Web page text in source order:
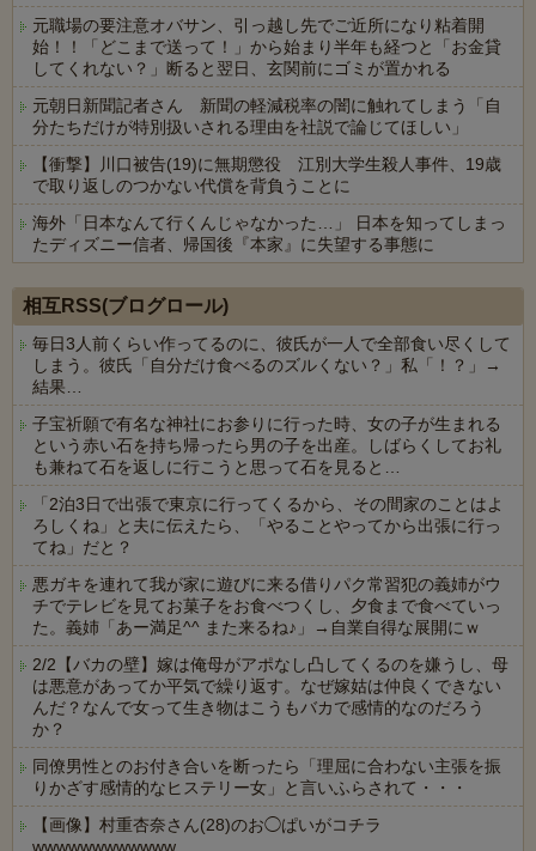
元職場の要注意オバサン、引っ越し先でご近所になり粘着開
始！！「どこまで送って！」から始まり半年も経つと「お金貸
してくれない？」断ると翌日、玄関前にゴミが置かれる
元朝日新聞記者さん 新聞の軽減税率の闇に触れてしまう「自
分たちだけが特別扱いされる理由を社説で論じてほしい」
【衝撃】川口被告(19)に無期懲役 江別大学生殺人事件、19歳
で取り返しのつかない代償を背負うことに
海外「日本なんて行くんじゃなかった…」 日本を知ってしまっ
たディズニー信者、帰国後『本家』に失望する事態に
相互RSS(ブログロール)
毎日3人前くらい作ってるのに、彼氏が一人で全部食い尽くして
しまう。彼氏「自分だけ食べるのズルくない？」私「！？」→
結果…
子宝祈願で有名な神社にお参りに行った時、女の子が生まれる
という赤い石を持ち帰ったら男の子を出産。しばらくしてお礼
も兼ねて石を返しに行こうと思って石を見ると…
「2泊3日で出張で東京に行ってくるから、その間家のことはよ
ろしくね」と夫に伝えたら、「やることやってから出張に行っ
てね」だと？
悪ガキを連れて我が家に遊びに来る借りパク常習犯の義姉がウ
チでテレビを見てお菓子をお食べつくし、夕食まで食べていっ
た。義姉「あー満足^^ また来るね♪」→自業自得な展開にｗ
2/2【バカの壁】嫁は俺母がアポなし凸してくるのを嫌うし、母
は悪意があってか平気で繰り返す。なぜ嫁姑は仲良くできない
んだ？なんで女って生き物はこうもバカで感情的なのだろう
か？
同僚男性とのお付き合いを断ったら「理屈に合わない主張を振
りかざす感情的なヒステリー女」と言いふらされて・・・
【画像】村重杏奈さん(28)のお◯ぱいがコチラ
wwwwwwwwwwww